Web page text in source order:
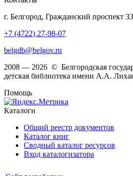
г. Белгород, Гражданский проспект 33
+7 (4722) 27-98-07
belgdb@belgov.ru
2008 — 2026 © Белгородская
детская библиотека имени А.А.
Помощь
Каталоги
Общий реестр документов
Каталог книг
Сводный каталог ресурсов
Вход каталогизатора